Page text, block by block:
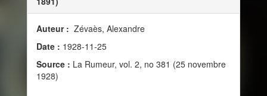
Auteur : Zévaès, Alexandre
Date : 1928-11-25
Source : La Rumeur, vol. 2, no 381 (25 novembre
1928)